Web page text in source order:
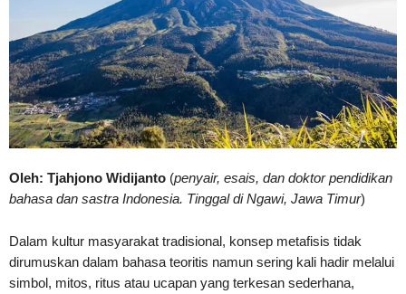
Oleh: Tjahjono Widijanto (penyair, esais, dan doktor pendidikan
bahasa dan sastra Indonesia. Tinggal di Ngawi, Jawa Timur)
Dalam kultur masyarakat tradisional, konsep metafisis tidak
dirumuskan dalam bahasa teoritis namun sering kali hadir melalui
simbol, mitos, ritus atau ucapan yang terkesan sederhana,